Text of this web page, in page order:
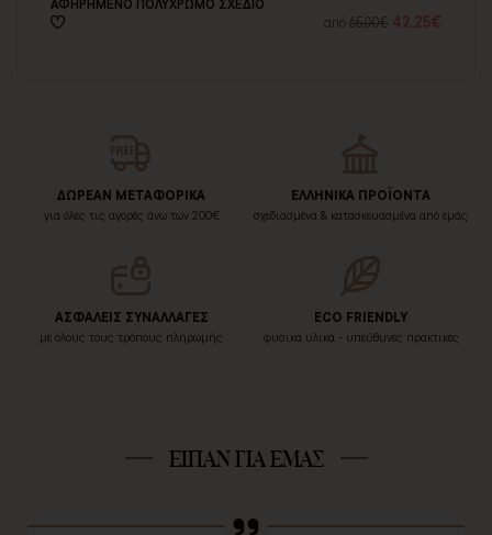
από65,00€ 42,25€
ΔΩΡΕΑΝ ΜΕΤΑΦΟΡΙΚΑ
για όλες τις αγορές άνω των 200€
ΕΛΛΗΝΙΚΑ ΠΡΟΪΟΝΤΑ
σχεδιασμένα & κατασκευασμένα από εμάς
ΑΣΦΑΛΕΙΣ ΣΥΝΑΛΛΑΓΕΣ
με όλους τους τρόπους πληρωμής
ECO FRIENDLY
φυσικά υλικά - υπεύθυνες πρακτικές
ΕΙΠΑΝ ΓΙΑ ΕΜΑΣ